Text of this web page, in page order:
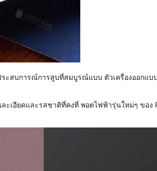
ะสบการณ์การสูบที่สมบูรณ์แบบ ตัวเครื่องออกแ
เอียดและรสชาติที่คงที่ พอตไฟฟ้ารุ่นใหม่ๆ ขอ